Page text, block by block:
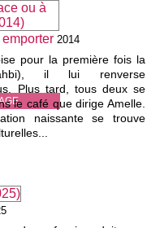
2014
pour la première fois la
il lui renverse
Plus tard, tous deux se
le café que dirige Amelle.
naissante se trouve